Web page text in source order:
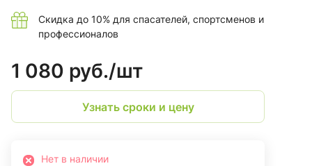
Скидка до 10% для спасателей, спортсменов и
профессионалов
1 080 руб./шт
Узнать сроки и цену
Нет в наличии